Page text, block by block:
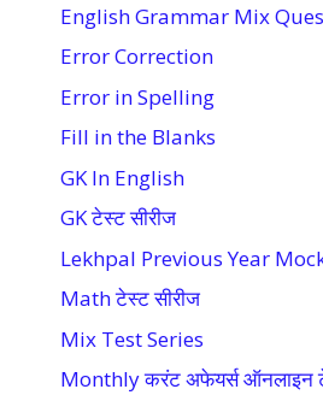
English Grammar Mix
Error Correction
Error in Spelling
Fill in the Blanks
GK In English
GK टेस्ट सीरीज
Lekhpal Previous Year
Math टेस्ट सीरीज
Mix Test Series
Monthly करंट अफेयर्स ऑनलाइन